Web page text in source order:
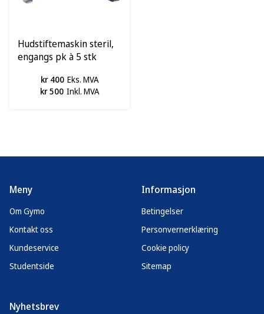
Hudstiftemaskin steril,
engangs pk à 5 stk
kr 400 Eks. MVA
kr 500 Inkl. MVA
Meny
Om Gymo
Kontakt oss
Kundeservice
Studentside
Informasjon
Betingelser
Personvernerklæring
Cookie policy
Sitemap
Nyhetsbrev